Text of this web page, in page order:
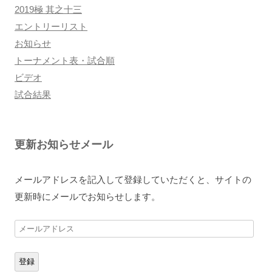
2019極 其之十三
エントリーリスト
お知らせ
トーナメント表・試合順
ビデオ
試合結果
更新お知らせメール
メールアドレスを記入して登録していただくと、サイトの
更新時にメールでお知らせします。
メ
ル
ア
登録